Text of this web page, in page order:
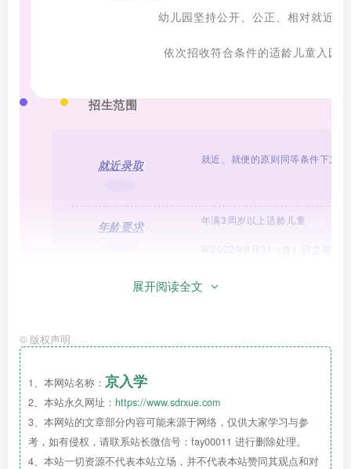
幼儿园坚持公开、公正、相对就近原
依次招收符合条件的适龄儿童入园。
招生范围
就近录取 就近、就便的原则同等条件下京籍
年龄要求 年满3周岁以上适龄儿童
即2022年8月31（含）日之前出
手机扫描下方二维码（ 6月7日-6月30日），按照要求
交。
展开阅读全文
© 版权声明
1、本网站名称： 京入学
2、本站永久网址： https://www.sdrxue.com
3、本网站的文章部分内容可能来源于网络，仅供大家学习与参
考，如有侵权，请联系站长微信号：fay00011 进行删除处理。
4、本站一切资源不代表本站立场，并不代表本站赞同其观点和对